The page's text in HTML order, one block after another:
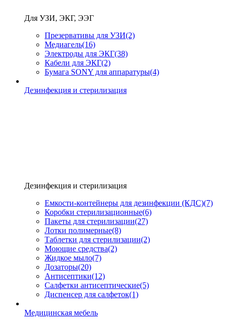
Для УЗИ, ЭКГ, ЭЭГ
Презервативы для УЗИ(2)
Медиагель(16)
Электроды для ЭКГ(38)
Кабели для ЭКГ(2)
Бумага SONY для аппаратуры(4)
Дезинфекция и стерилизация
Дезинфекция и стерилизация
Емкости-контейнеры для дезинфекции (КДС)(7)
Коробки стерилизационные(6)
Пакеты для стерилизации(27)
Лотки полимерные(8)
Таблетки для стерилизации(2)
Моющие средства(2)
Жидкое мыло(7)
Дозаторы(20)
Антисептики(12)
Салфетки антисептические(5)
Диспенсер для салфеток(1)
Медицинская мебель